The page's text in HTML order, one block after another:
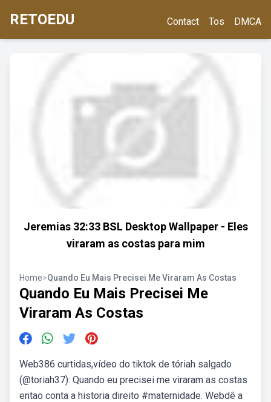
RETOEDU Contact Tos DMCA
Jeremias 32:33 BSL Desktop Wallpaper - Eles
viraram as costas para mim
Home>Quando Eu Mais Precisei Me Viraram As Costas
Quando Eu Mais Precisei Me
Viraram As Costas
Web386 curtidas,vídeo do tiktok de tóriah salgado
(@toriah37): Quando eu precisei me viraram as costas
entao conta a historia direito #maternidade. Webdê a